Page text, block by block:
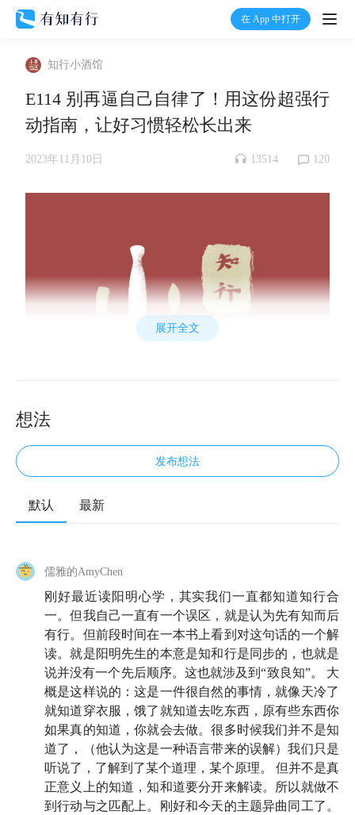
在 App 中打开
打
有知
加入我们
知行小酒馆
E114 别再逼自己自律了！用这份超强行
动指南，让好习惯轻松长出来
2023年11月10日 13514 120
👣 欢迎来到知行小酒馆。这是一档由有知有行出品的
是雨白。
今天做客小酒馆的是一位在我们听友群呼声极高的嘉
宾，今年最火的新播客之一《纵横四海》的主播携隐
Melody。有一句话你可能耳朵都听出茧子了，叫「听
过了很多道理，却过不好这一生」。而纵横四海就是这
样一档一期期庖丁解牛试讲书，让人收获很多道理和知
识的博客。
我因此产生了一个疑问，怎样才能把我们过去学到的这
么多道理应用到生活中，让我们过得更愉快、更满足？
本期节目很有意思，你可以把它当成知行小酒馆过往
展开全文
想法
发布想法
默认 最新
儒雅的AmyChen
刚好最近读阳明心学，其实我们一直都知道知行合
一。但我自己一直有一个误区，就是认为先有知而后
有行。但前段时间在一本书上看到对这句话的一个解
读。就是阳明先生的本意是知和行是同步的，也就是
说并没有一个先后顺序。这也就涉及到“致良知”。 大
概是这样说的：这是一件很自然的事情，就像天冷了
就知道穿衣服，饿了就知道去吃东西，原有些东西你
如果真的知道，你就会去做。很多时候我们并不是知
道了，（他认为这是一种语言带来的误解）我们只是
听说了，了解到了某个道理，某个原理。 但并不是真
正意义上的知道，知和道要分开来解读。所以就做不
到行动与之匹配上。刚好和今天的主题异曲同工了。